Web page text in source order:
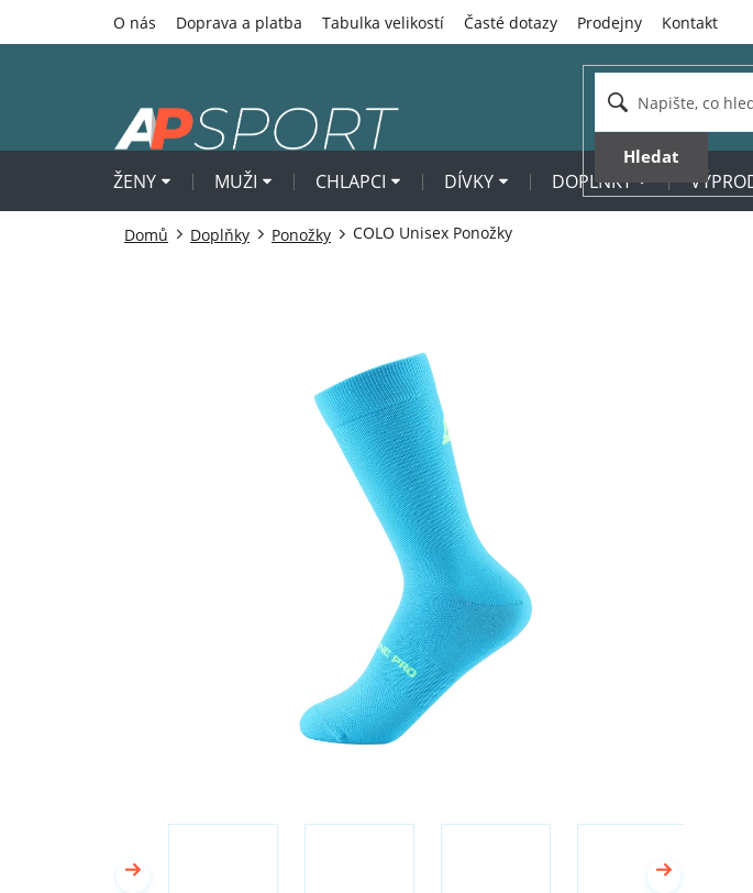
O nás Doprava a platba Tabulka velikostí Časté dotazy Prodejny Kontakt
Hledat
ŽENY MUŽI CHLAPCI DÍVKY DOPLŇKY
Domů Doplňky Ponožky COLO Unisex Ponožky